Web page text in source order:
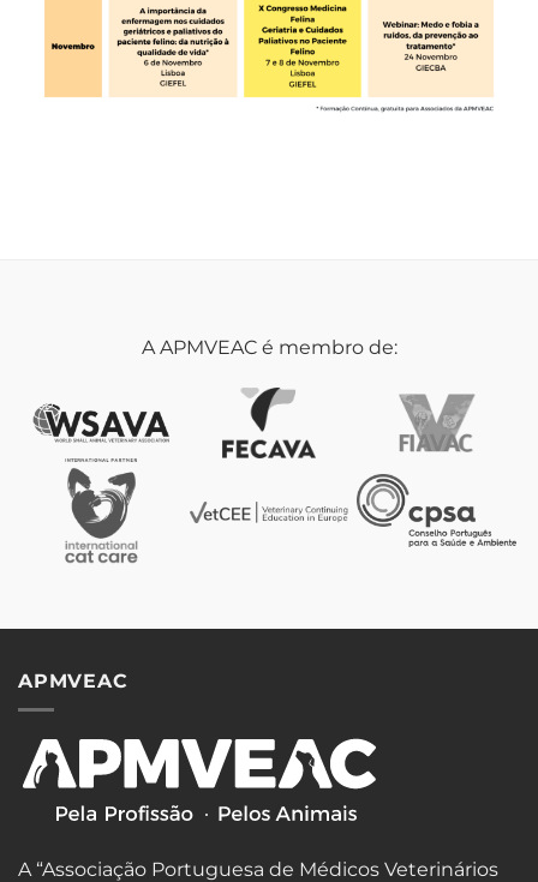
A APMVEAC é membro de:
APMVEAC
A “Associação Portuguesa de Médicos Veterinários